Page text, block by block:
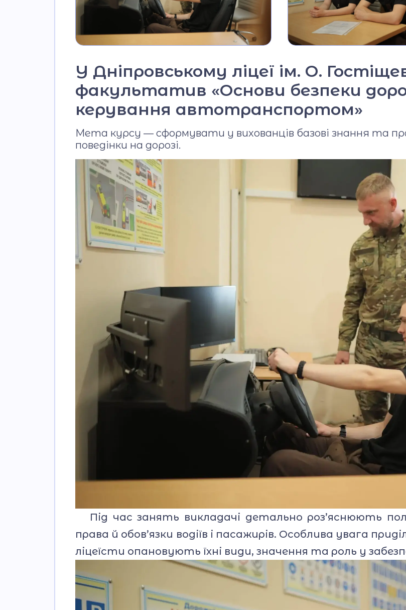
Фото та відео
Віртуальний
"Вихователі
Відеопроєкт
«Кирилиця»
У Дніпровському ліцеї ім. О.
факультатив «Основи безпеки
керування автотранспортом»
Мета курсу — сформувати у вихованців базові знання та
поведінки на дорозі.
Під час занять викладачі детально роз’яснюють
права й обов’язки водіїв і пасажирів. Особлива увага
ліцеїсти опановують їхні види, значення та роль у